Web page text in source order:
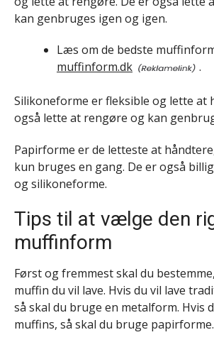
kan genbruges igen og igen.
Læs om de bedste
muffinform.dk
.
Silikoneforme er fleksible og lette at
også lette at rengøre og kan
Papirforme er de letteste at
kun bruges en gang. De er også
og silikoneforme.
Tips til at vælge den
muffinform
Først og fremmest skal du
muffin du vil lave. Hvis du vil lave
så skal du bruge en metalform. Hvis
muffins, så skal du bruge papirforme.